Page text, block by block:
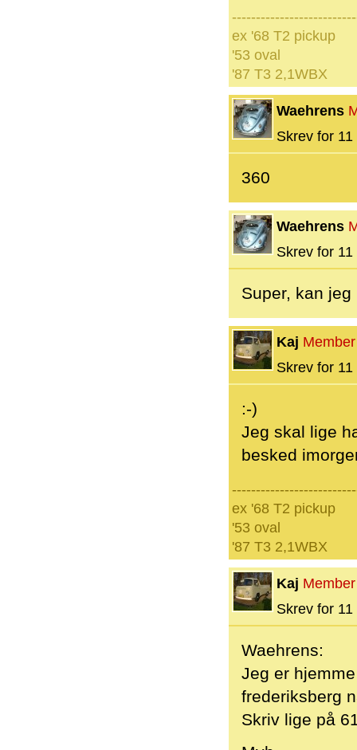
ex '68 T2 pickup
'53 oval
'87 T3 2,1WBX
Waehrens
Skrev for
360
Waehrens
Skrev for
Super, kan
Kaj Member
Skrev for
:-)
Jeg skal lige
besked
ex '68 T2 pickup
'53 oval
'87 T3 2,1WBX
Kaj Member
Skrev for
Waehrens:
Jeg er
frederiksberg
Skriv lige på